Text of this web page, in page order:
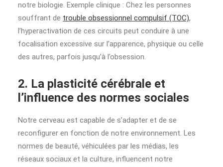
notre biologie. Exemple clinique : Chez les personnes
souffrant de trouble obsessionnel compulsif (TOC),
l’hyperactivation de ces circuits peut conduire à une
focalisation excessive sur l’apparence, physique ou celle
des autres, parfois jusqu’à l’obsession.
2. La plasticité cérébrale et
l’influence des normes sociales
Notre cerveau est capable de s’adapter et de se
reconfigurer en fonction de notre environnement. Les
normes de beauté, véhiculées par les médias, les
réseaux sociaux et la culture, influencent notre